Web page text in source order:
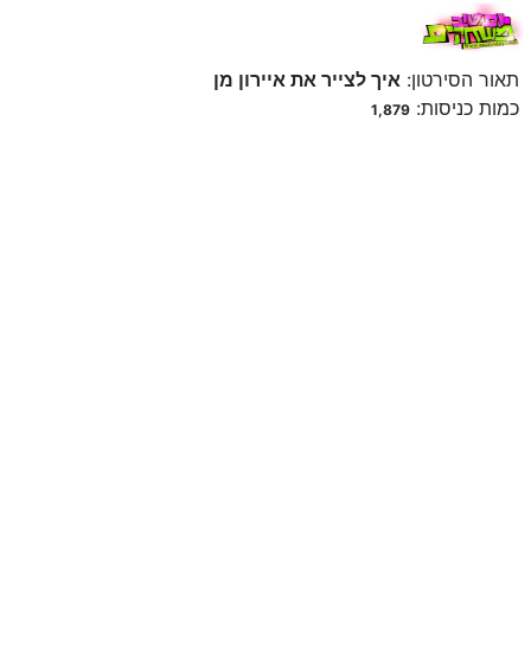
תאור הסירטון: איך לצייר את איירון מן
כמות כניסות: 1,879